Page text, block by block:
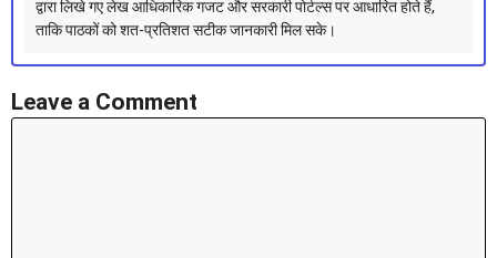
द्वारा लिखे गए लेख आधिकारिक गजट और सरकारी पोर्टल्स पर आधारित होते हैं,
ताकि पाठकों को शत-प्रतिशत सटीक जानकारी मिल सके।
Leave a Comment